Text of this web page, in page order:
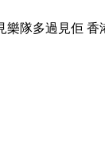
隊多過見佢 香